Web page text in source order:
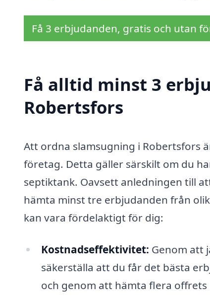
Få 3 erbjudanden, gratis och utan
Få alltid minst 3
Robertsfors
Att ordna slamsugning i Robertsfors
företag. Detta gäller särskilt om du
septiktank. Oavsett anledningen till
hämta minst tre erbjudanden från
kan vara fördelaktigt för dig:
Kostnadseffektivitet: Genom att
säkerställa att du får det bästa
och genom att hämta flera offrets